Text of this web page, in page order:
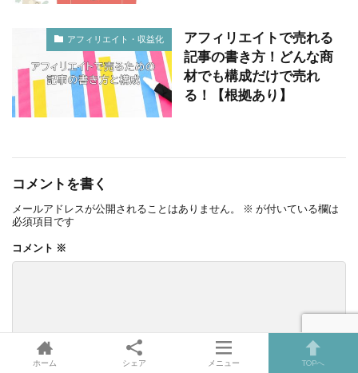
アフィリエイト・収益化
アフィリエイトで売れる
記事の書き方！どんな商
材でも構成だけで売れ
る！【根拠あり】
コメントを書く
メールアドレスが公開されることはありません。 ※ が付いている欄は
必須項目です
コメント ※
ホーム シェア メニュー TOPへ